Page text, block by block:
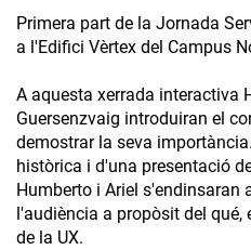
Primera part de la Jornada
a l'Edifici Vèrtex del Campus
A aquesta xerrada interactiva
Guersenzvaig introduiran el
demostrar la seva
històrica i d'una presentació
Humberto i Ariel s'endinsaran
l'audiència a propòsit del qué,
de la UX.